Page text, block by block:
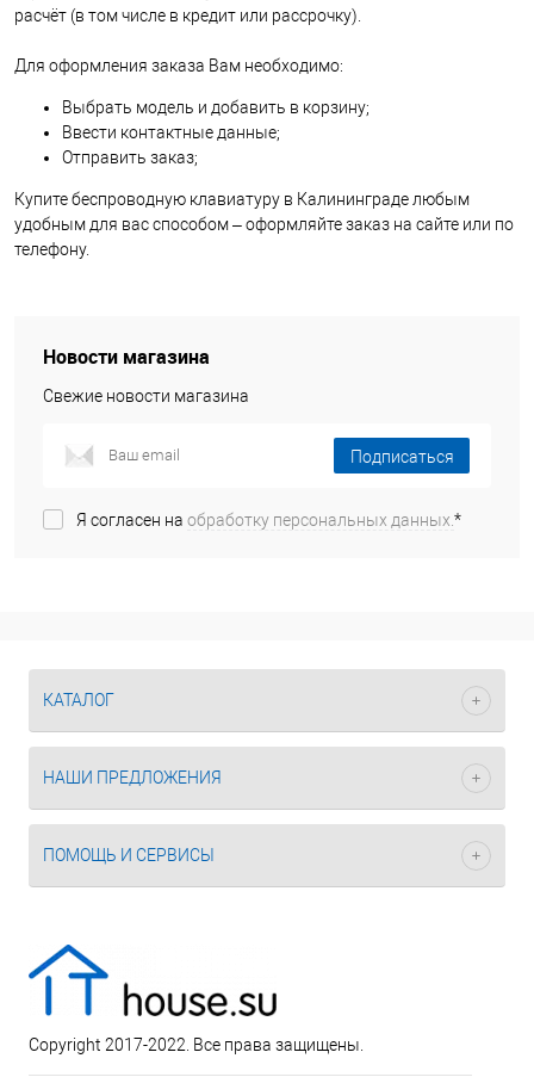
расчёт (в том числе в кредит или рассрочку).
Для оформления заказа Вам необходимо:
Выбрать модель и добавить в корзину;
Ввести контактные данные;
Отправить заказ;
Купите беспроводную клавиатуру в Калининграде любым
удобным для вас способом – оформляйте заказ на сайте или по
телефону.
Новости магазина
Свежие новости магазина
Подписаться
Я согласен на обработку персональных данных.*
КАТАЛОГ
НАШИ ПРЕДЛОЖЕНИЯ
ПОМОЩЬ И СЕРВИСЫ
Copyright 2017-2022. Все права защищены.